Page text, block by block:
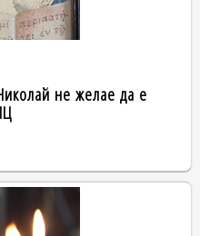
не желае да е